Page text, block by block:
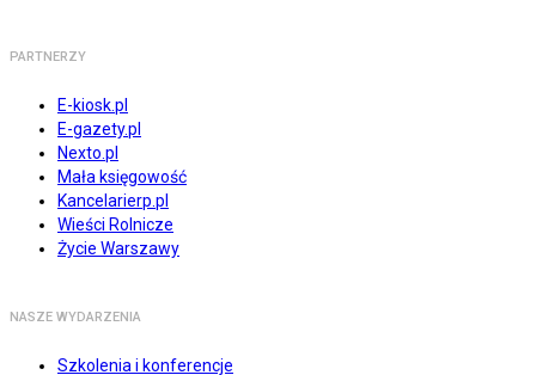
PARTNERZY
E-kiosk.pl
E-gazety.pl
Nexto.pl
Mała księgowość
Kancelarierp.pl
Wieści Rolnicze
Życie Warszawy
NASZE WYDARZENIA
Szkolenia i konferencje